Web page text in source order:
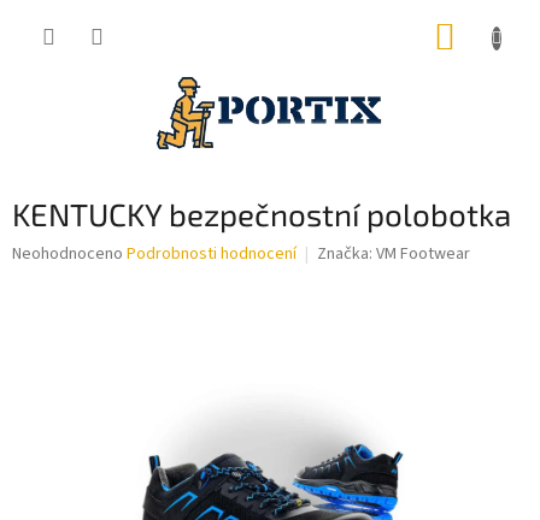
KENTUCKY bezpečnostní polobotka
Průměrné
Neohodnoceno Podrobnosti hodnocení Značka: VM Footwear